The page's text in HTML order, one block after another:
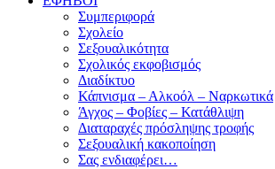
Συμπεριφορά
Σχολείο
Σεξουαλικότητα
Σχολικός εκφοβισμός
Διαδίκτυο
Κάπνισμα – Αλκοόλ – Ναρκωτικά
Άγχος – Φοβίες – Κατάθλιψη
Διαταραχές πρόσληψης τροφής
Σεξουαλική κακοποίηση
Σας ενδιαφέρει…